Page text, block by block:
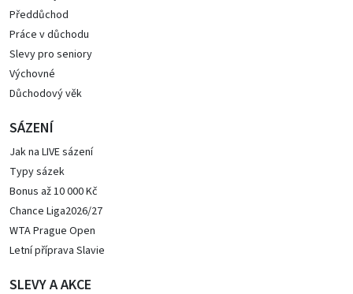
Předdůchod
Práce v důchodu
Slevy pro seniory
Výchovné
Důchodový věk
SÁZENÍ
Jak na LIVE sázení
Typy sázek
Bonus až 10 000 Kč
Chance Liga2026/27
WTA Prague Open
Letní příprava Slavie
SLEVY A AKCE